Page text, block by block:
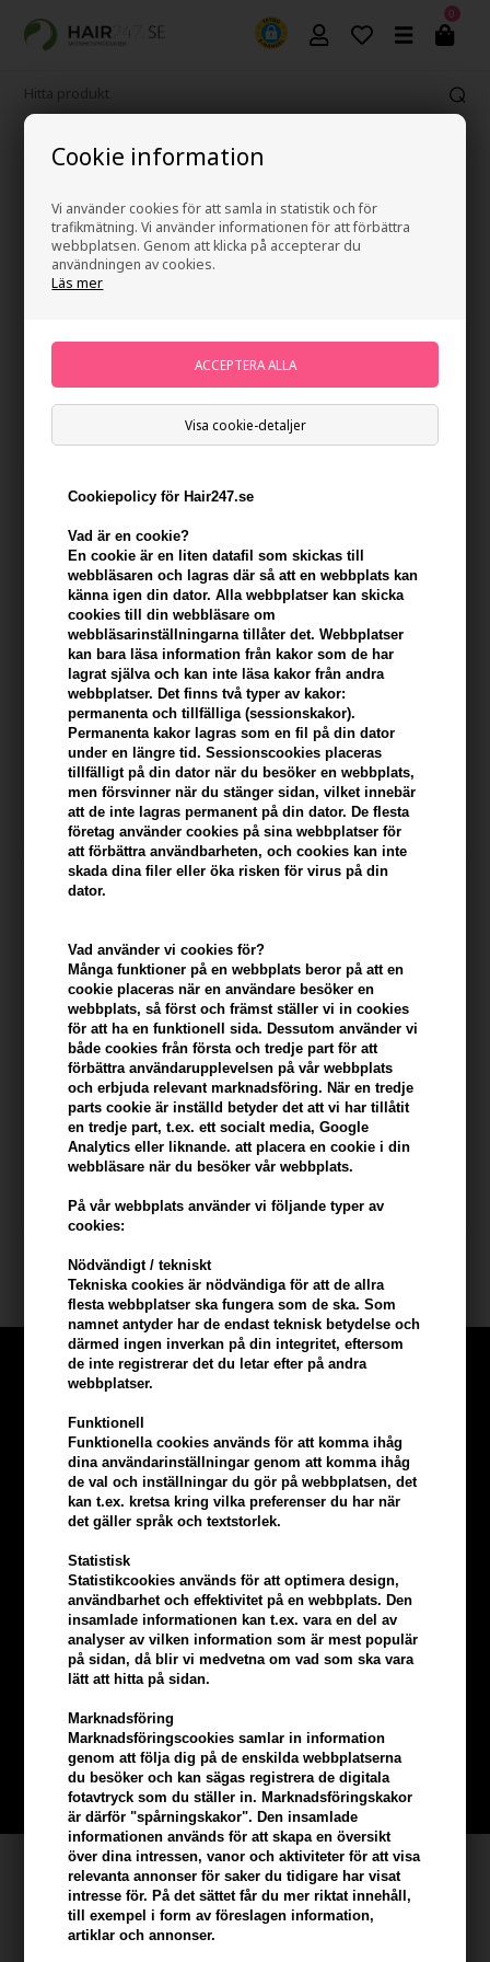
Cookie information
Vi använder cookies för att samla in statistik och för
trafikmätning. Vi använder informationen för att förbättra
webbplatsen. Genom att klicka på accepterar du
användningen av cookies.
Läs mer
Visa cookie-detaljer
Cookiepolicy för Hair247.se
Vad är en cookie?
En cookie är en liten datafil som skickas till
webbläsaren och lagras där så att en webbplats kan
känna igen din dator. Alla webbplatser kan skicka
cookies till din webbläsare om
webbläsarinställningarna tillåter det. Webbplatser
kan bara läsa information från kakor som de har
lagrat själva och kan inte läsa kakor från andra
webbplatser. Det finns två typer av kakor:
permanenta och tillfälliga (sessionskakor).
Permanenta kakor lagras som en fil på din dator
under en längre tid. Sessionscookies placeras
tillfälligt på din dator när du besöker en webbplats,
men försvinner när du stänger sidan, vilket innebär
att de inte lagras permanent på din dator. De flesta
företag använder cookies på sina webbplatser för
att förbättra användbarheten, och cookies kan inte
skada dina filer eller öka risken för virus på din
dator.
Vad använder vi cookies för?
Många funktioner på en webbplats beror på att en
cookie placeras när en användare besöker en
webbplats, så först och främst ställer vi in ​​cookies
för att ha en funktionell sida. Dessutom använder vi
både cookies från första och tredje part för att
förbättra användarupplevelsen på vår webbplats
och erbjuda relevant marknadsföring. När en tredje
parts cookie är inställd betyder det att vi har tillåtit
en tredje part, t.ex. ett socialt media, Google
Analytics eller liknande. att placera en cookie i din
webbläsare när du besöker vår webbplats.
På vår webbplats använder vi följande typer av
cookies:
Nödvändigt / tekniskt
Tekniska cookies är nödvändiga för att de allra
flesta webbplatser ska fungera som de ska. Som
namnet antyder har de endast teknisk betydelse och
därmed ingen inverkan på din integritet, eftersom
de inte registrerar det du letar efter på andra
webbplatser.
Funktionell
Funktionella cookies används för att komma ihåg
dina användarinställningar genom att komma ihåg
de val och inställningar du gör på webbplatsen, det
kan t.ex. kretsa kring vilka preferenser du har när
det gäller språk och textstorlek.
Statistisk
Statistikcookies används för att optimera design,
användbarhet och effektivitet på en webbplats. Den
insamlade informationen kan t.ex. vara en del av
analyser av vilken information som är mest populär
på sidan, då blir vi medvetna om vad som ska vara
lätt att hitta på sidan.
Marknadsföring
Marknadsföringscookies samlar in information
genom att följa dig på de enskilda webbplatserna
du besöker och kan sägas registrera de digitala
fotavtryck som du ställer in. Marknadsföringskakor
är därför "spårningskakor". Den insamlade
informationen används för att skapa en översikt
över dina intressen, vanor och aktiviteter för att visa
relevanta annonser för saker du tidigare har visat
intresse för. På det sättet får du mer riktat innehåll,
till exempel i form av föreslagen information,
artiklar och annonser.
0
365 dagars ångerrätt
Rakset
Forside»Kategorier»Män
Filtrer visning
Mühle Rakset med DE-
skrapa, rakborste och hållare
- Rytmo Petroleum blå
866,00 SEK
Mühle rakset Rytmo, Ash,
med DE-skrapa, rakborste
och hållare
939,00 SEK
Mühle Rakset Traditionellt
med R89 DE-skrapa,
Rakborste och hållare
1.881,00 SEK
Mühle rakset Vivo -
plommonträ
Ej i lager
Tjäna5% bonuspå hela din
beställning
Bli en del av vår kundklubb gratis och få rabatter när du handlar
BLI EN GRATIS MEDLEM HÄR
Kundservice
Hair247
Frisenborgvej 6A